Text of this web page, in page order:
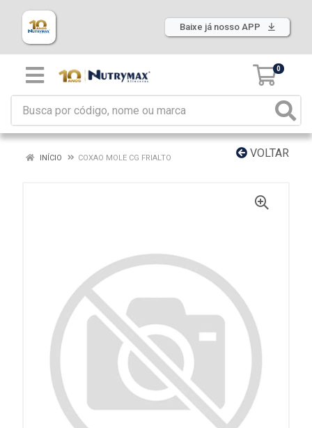
Baixe já nosso APP
0
VOLTAR
INÍCIO COXAO MOLE CG FRIALTO